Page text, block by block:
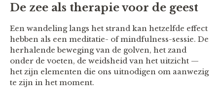
De zee als therapie voor de geest
Een wandeling langs het strand kan hetzelfde effect
hebben als een meditatie- of mindfulness-sessie. De
herhalende beweging van de golven, het zand
onder de voeten, de weidsheid van het uitzicht —
het zijn elementen die ons uitnodigen om aanwezig
te zijn in het moment.